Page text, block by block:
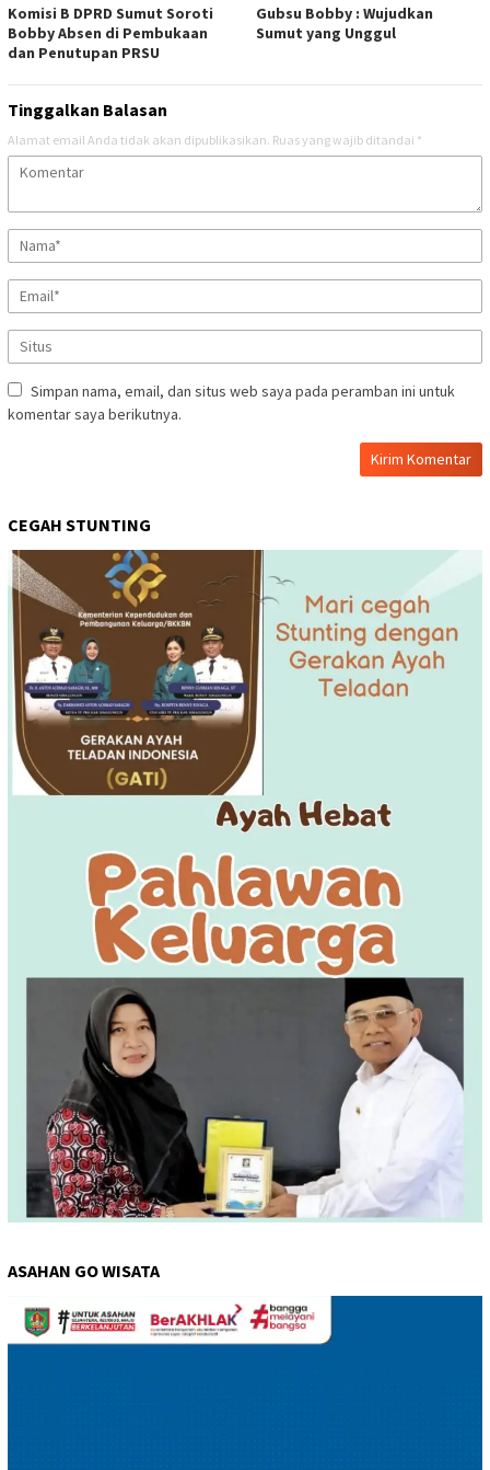
Komisi B DPRD Sumut Soroti
Bobby Absen di Pembukaan
dan Penutupan PRSU
Gubsu Bobby : Wujudkan
Sumut yang Unggul
Tinggalkan Balasan
Alamat email Anda tidak akan dipublikasikan. Ruas yang wajib ditandai *
Simpan nama, email, dan situs web saya pada peramban ini untuk
komentar saya berikutnya.
CEGAH STUNTING
ASAHAN GO WISATA
Pemutar
Video